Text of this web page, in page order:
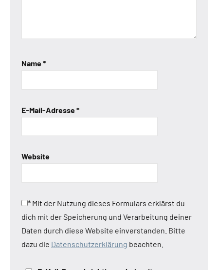
Name*
E-Mail-Adresse*
Website
* Mit der Nutzung dieses Formulars erklärst du
dich mit der Speicherung und Verarbeitung deiner
Daten durch diese Website einverstanden. Bitte
dazu die Datenschutzerklärung beachten.